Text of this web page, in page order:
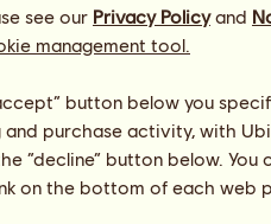
nincs
nincs
354.
507.
nincs
nincs
see our Privacy Policyand
management tool.
button below you
purchase activity, with
“decline” button below.
on the bottom of each web